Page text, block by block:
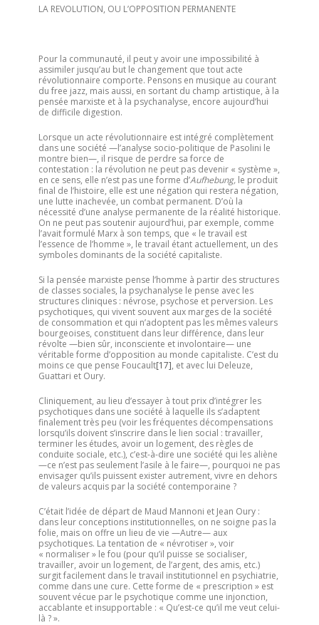
LA REVOLUTION, OU L’OPPOSITION PERMANENTE
Pour la communauté, il peut y avoir une impossibilité à
assimiler jusqu’au but le changement que tout acte
révolutionnaire comporte. Pensons en musique au courant
du free jazz, mais aussi, en sortant du champ artistique, à la
pensée marxiste et à la psychanalyse, encore aujourd’hui
de difficile digestion.
Lorsque un acte révolutionnaire est intégré complètement
dans une société —l’analyse socio-politique de Pasolini le
montre bien—, il risque de perdre sa force de
contestation : la révolution ne peut pas devenir « système »,
en ce sens, elle n’est pas une forme d’Aufhebung, le produit
final de l’histoire, elle est une négation qui restera négation,
une lutte inachevée, un combat permanent. D’où la
nécessité d’une analyse permanente de la réalité historique.
On ne peut pas soutenir aujourd’hui, par exemple, comme
l’avait formulé Marx à son temps, que « le travail est
l’essence de l’homme », le travail étant actuellement, un des
symboles dominants de la société capitaliste.
Si la pensée marxiste pense l’homme à partir des structures
de classes sociales, la psychanalyse le pense avec les
structures cliniques : névrose, psychose et perversion. Les
psychotiques, qui vivent souvent aux marges de la société
de consommation et qui n’adoptent pas les mêmes valeurs
bourgeoises, constituent dans leur différence, dans leur
révolte —bien sûr, inconsciente et involontaire— une
véritable forme d’opposition au monde capitaliste. C’est du
moins ce que pense Foucault[17], et avec lui Deleuze,
Guattari et Oury.
Cliniquement, au lieu d’essayer à tout prix d’intégrer les
psychotiques dans une société à laquelle ils s’adaptent
finalement très peu (voir les fréquentes décompensations
lorsqu’ils doivent s’inscrire dans le lien social : travailler,
terminer les études, avoir un logement, des règles de
conduite sociale, etc.), c’est-à-dire une société qui les aliène
—ce n’est pas seulement l’asile à le faire—, pourquoi ne pas
envisager qu’ils puissent exister autrement, vivre en dehors
de valeurs acquis par la société contemporaine ?
C’était l’idée de départ de Maud Mannoni et Jean Oury :
dans leur conceptions institutionnelles, on ne soigne pas la
folie, mais on offre un lieu de vie —Autre— aux
psychotiques. La tentation de « névrotiser », voir
« normaliser » le fou (pour qu’il puisse se socialiser,
travailler, avoir un logement, de l’argent, des amis, etc.)
surgit facilement dans le travail institutionnel en psychiatrie,
comme dans une cure. Cette forme de « prescription » est
souvent vécue par le psychotique comme une injonction,
accablante et insupportable : « Qu’est-ce qu’il me veut celui-
là ? ».